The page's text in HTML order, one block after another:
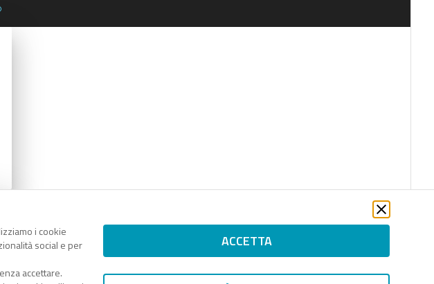
i cookie
social e per
accettare.
ACCETTA